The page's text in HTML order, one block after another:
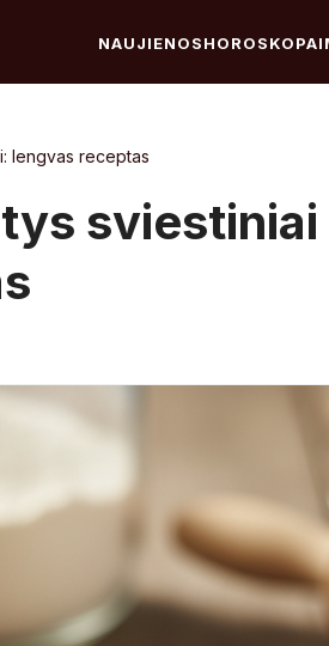
NAUJIENOSHOROSKOPAI
lengvas receptas
sviestiniai